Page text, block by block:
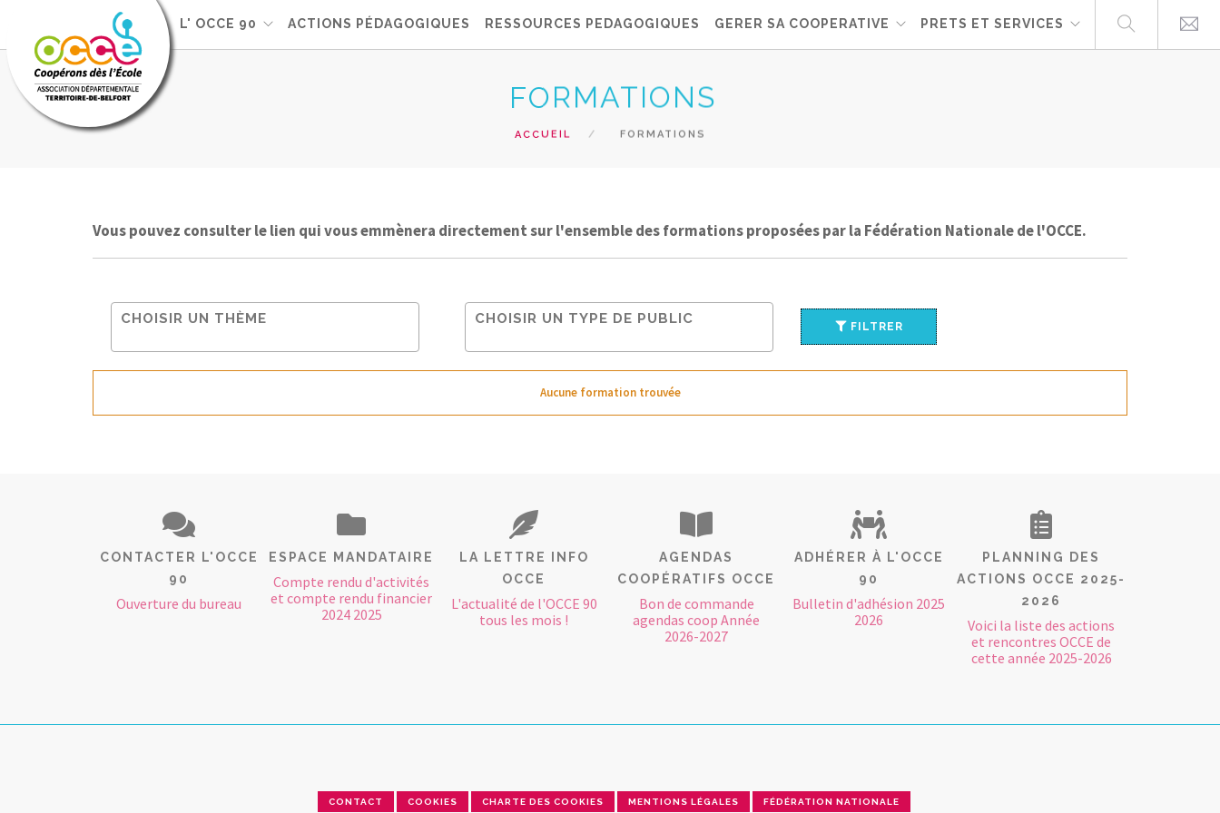
L'OCCE L' OCCE 90 ACTIONS PÉDAGOGIQUES RESSOURCES PEDAGOGIQUES GERER SA COOPERATIVE PRETS ET SERVICES
FORMATIONS
ACCUEIL FORMATIONS
Vous pouvez consulter le lien qui vous emmènera directement sur l'ensemble des formations proposées par la Fédération Nationale de l'OCCE.
FILTRER
Aucune formation trouvée
CONTACTER L'OCCE
90
Ouverture du bureau
ESPACE MANDATAIRE
Compte rendu d'activités
et compte rendu financier
2024 2025
LA LETTRE INFO
OCCE
L'actualité de l'OCCE 90
tous les mois !
AGENDAS
COOPÉRATIFS OCCE
Bon de commande
agendas coop Année
2026-2027
ADHÉRER À L'OCCE
90
Bulletin d'adhésion 2025
2026
PLANNING DES
ACTIONS OCCE 2025-
2026
Voici la liste des actions
et rencontres OCCE de
cette année 2025-2026
CONTACT COOKIES CHARTE DES COOKIES MENTIONS LÉGALES FÉDÉRATION NATIONALE